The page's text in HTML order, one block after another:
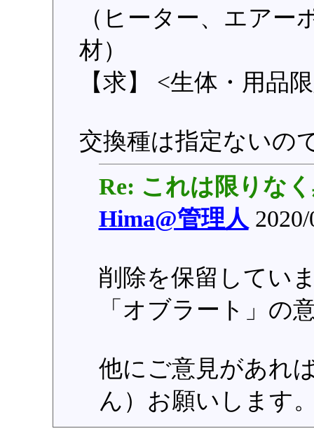
（ヒーター、エアー
材）
【求】 <生体・用品
交換種は指定ないの
Re: これは限りな
Hima@管理人
削除を保留してい
「オブラート」の
他にご意見があれ
ん）お願いします